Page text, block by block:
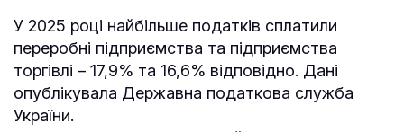
У 2025 році найбільше податків сплатили
переробні підприємства та підприємства
торгівлі – 17,9% та 16,6% відповідно. Дані
опублікувала Державна податкова служба
України.